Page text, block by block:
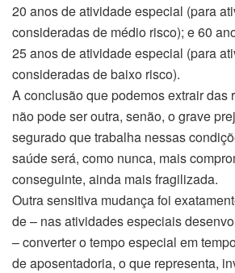
20 anos de atividade especial (para
consideradas de médio risco); e 60
25 anos de atividade especial (para
consideradas de baixo risco).
A conclusão que podemos extrair das
não pode ser outra, senão, o grave
segurado que trabalha nessas
saúde será, como nunca, mais
conseguinte, ainda mais fragilizada.
Outra sensitiva mudança foi
de – nas atividades especiais
– converter o tempo especial em
de aposentadoria, o que representa,